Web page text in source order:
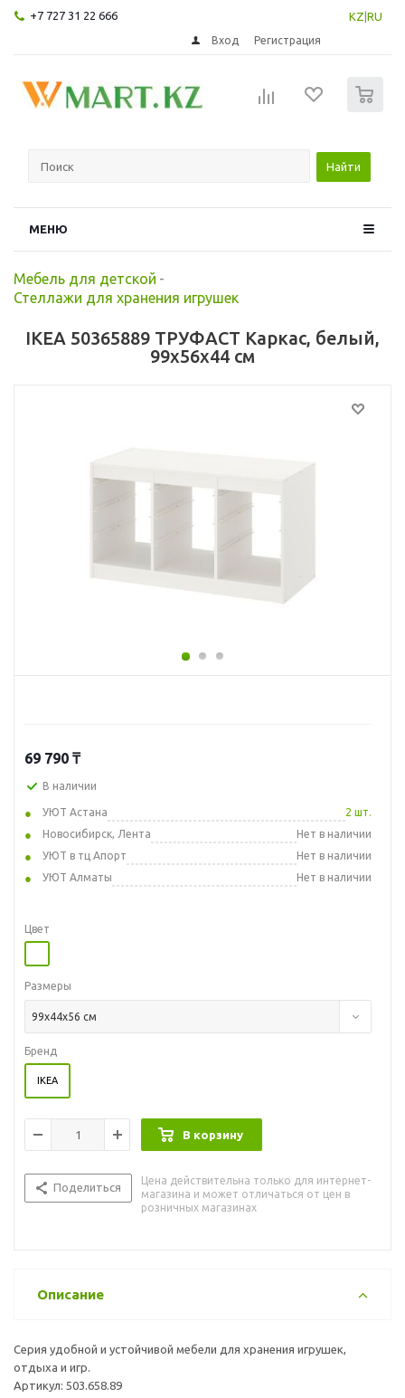
+7 727 31 22 666 KZ RU
Вход Регистрация
Найти
МЕНЮ
Мебель для детской -
Стеллажи для хранения игрушек
IKEA 50365889 ТРУФАСТ Каркас, белый,
99x56x44 см
69 790 ₸
В наличии
УЮТ Астана
2 шт.
Новосибирск, Лента
Нет в наличии
УЮТ в тц Апорт
Нет в наличии
УЮТ Алматы
Нет в наличии
Цвет
Размеры
99x44x56 см
Бренд
IKEA
В корзину
Поделиться
Цена действительна только для интернет-
магазина и может отличаться от цен в
розничных магазинах
Описание
Серия удобной и устойчивой мебели для хранения игрушек,
отдыха и игр.
Артикул: 503.658.89